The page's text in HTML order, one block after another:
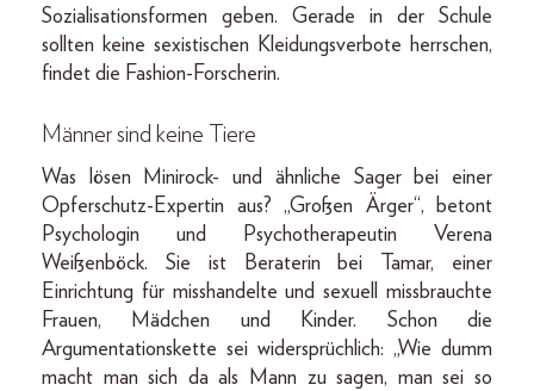
Sozialisationsformen geben. Gerade in der Schule
sollten keine sexistischen Kleidungsverbote herrschen,
findet die Fashion-Forscherin.
Männer sind keine Tiere
Was lösen Minirock- und ähnliche Sager bei einer
Opferschutz-Expertin aus? „Großen Ärger“, betont
Psychologin und Psychotherapeutin Verena
Weißenböck. Sie ist Beraterin bei Tamar, einer
Einrichtung für misshandelte und sexuell missbrauchte
Frauen, Mädchen und Kinder. Schon die
Argumentationskette sei widersprüchlich: „Wie dumm
macht man sich da als Mann zu sagen, man sei so